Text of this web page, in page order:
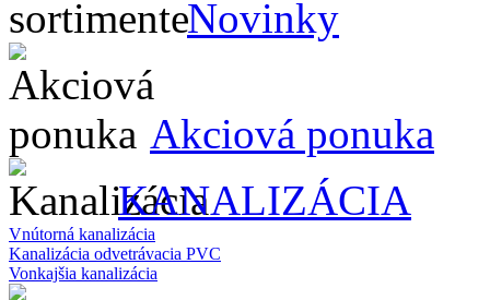
Novinky
Akciová ponuka
KANALIZÁCIA
Vnútorná kanalizácia
Kanalizácia odvetrávacia PVC
Vonkajšia kanalizácia